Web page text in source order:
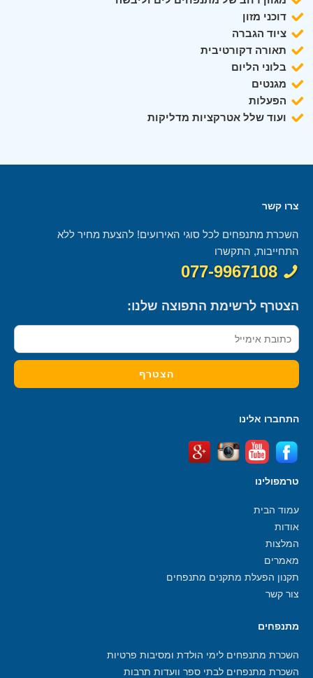
דוכני מזון
ציוד הגברה
תאורה דקורטיבית
בלוני הליום
מגנטים
הפעלות
ועוד שלל אטרקציות מדליקות
צרו קשר
השכרת מתנפחים לכל סוגי האירועים! להצעת מחיר ללא
התחייבות, התקשרו
077-9967108
הצטרף לרשימת התפוצה שלנו:
התחברו אלינו
טרמפולינו
עמוד הבית
אודות
המלצות
מאמרים
תקנון הפעלת מתקנים מתנפחים
צור קשר
מתנפחים
השכרת מתנפחים לימי הולדת ומסיבות פרטיות
השכרת מתנפחים לבתי ספר וועדות תרבות